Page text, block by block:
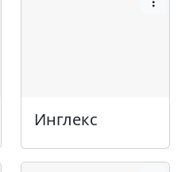
Инглекс